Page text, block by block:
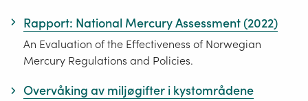
Lukk
Rapport: National Mercury Assessment (2022)
An Evaluation of the Effectiveness of Norwegian
Mercury Regulations and Policies.
Overvåking av miljøgifter i kystområdene